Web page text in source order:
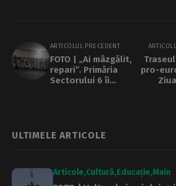
ARTICOLUL PRECEDENT
FOTO | „Ai mâzgălit,
repari”. Primăria
Sectorului 6 îi
desenează
pro-
ULTIMELE ARTICOLE
Articole Cultură Educație Main